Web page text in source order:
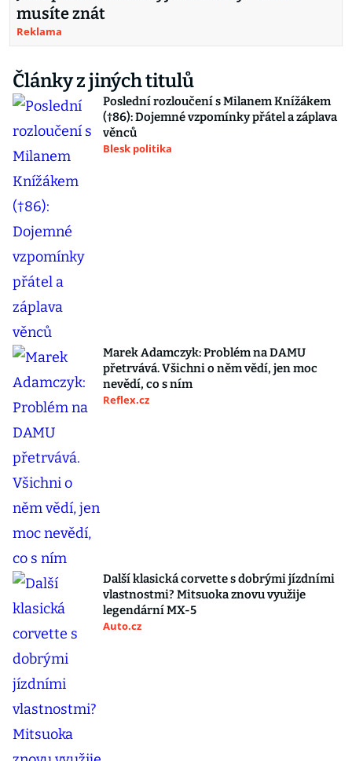
musíte znát
Reklama
Články z jiných titulů
Poslední rozloučení s Milanem Knížákem
(†86): Dojemné vzpomínky přátel a záplava
věnců
Blesk politika
Marek Adamczyk: Problém na DAMU
přetrvává. Všichni o něm vědí, jen moc
nevědí, co s ním
Reflex.cz
Další klasická corvette s dobrými jízdními
vlastnostmi? Mitsuoka znovu využije
legendární MX-5
Auto.cz